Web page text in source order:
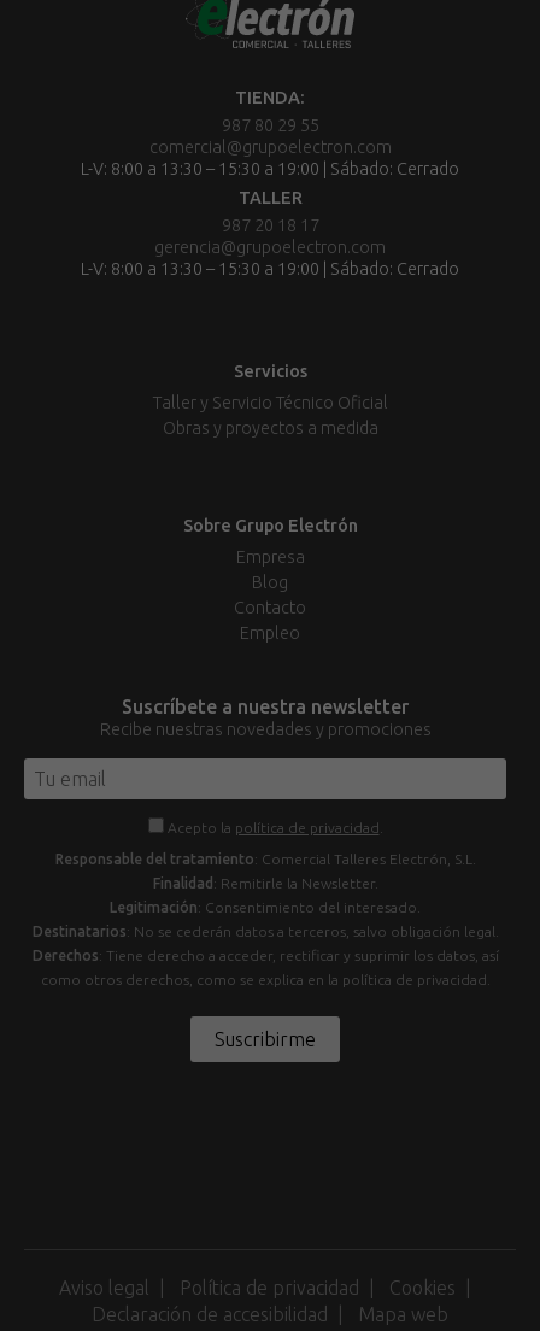
TIENDA:
987 80 29 55
comercial@grupoelectron.com
L-V: 8:00 a 13:30 – 15:30 a 19:00 | Sábado: Cerrado
TALLER
987 20 18 17
gerencia@grupoelectron.com
L-V: 8:00 a 13:30 – 15:30 a 19:00 | Sábado: Cerrado
Servicios
Taller y Servicio Técnico Oficial
Obras y proyectos a medida
Sobre Grupo Electrón
Empresa
Blog
Contacto
Empleo
Suscríbete a nuestra newsletter
Recibe nuestras novedades y promociones
Acepto la política de privacidad
Responsable del tratamiento: Comercial Talleres Electrón, S.L.
Finalidad : Remitirle la Newsletter.
Legitimación: Consentimiento del interesado.
Destinatarios: No se cederán datos a terceros, salvo obligación legal.
Derechos: Tiene derecho a acceder, rectificar y suprimir los datos, así
como otros derechos, como se explica en la política de privacidad.
Suscribirme
Aviso legal Política de privacidad
Cookies
Declaración de accesibilidad
Mapa web